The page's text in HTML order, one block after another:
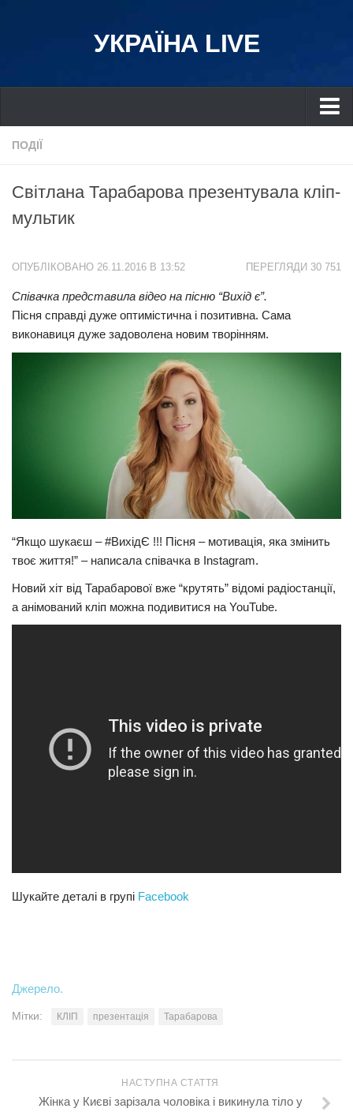
УКРАЇНА LIVE
Україна
Дніпро
Львів
Харків
Донбас
Одеса
Схід
Наука
Технології
Рецепти
Привітання
Трагедії
Курйози
#Війна
ПОДІЇ
Світлана Тарабарова презентувала кліп-
мультик
ПЕРЕГЛЯДИ 30 751
ОПУБЛІКОВАНО 26.11.2016 В 13:52
Співачка представила відео на пісню “Вихід є”.
Пісня справді дуже оптимістична і позитивна. Сама
виконавиця дуже задоволена новим творінням.
“Якщо шукаєш – #ВихідЄ !!! Пісня – мотивація, яка змінить
твоє життя!” – написала співачка в Instagram.
Новий хіт від Тарабарової вже “крутять” відомі радіостанції,
а анімований кліп можна подивитися на YouTube.
Шукайте деталі в групі Facebook
Джерело.
Мітки: КЛІП презентація Тарабарова
НАСТУПНА СТАТТЯ
Жінка у Києві зарізала чоловіка і викинула тіло у